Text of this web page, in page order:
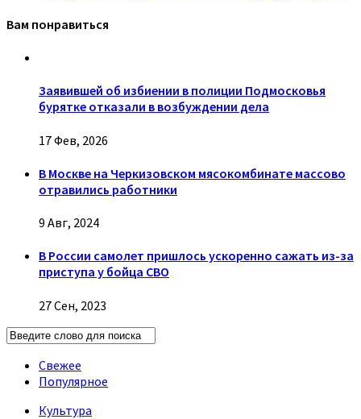
Вам понравиться
Заявившей об избиении в полиции Подмосковья
бурятке отказали в возбуждении дела
17 Фев, 2026
В Москве на Черкизовском мясокомбинате массово
отравились работники
9 Авг, 2024
В России самолет пришлось ускоренно сажать из-за
приступа у бойца СВО
27 Сен, 2023
Свежее
Популярное
Культура